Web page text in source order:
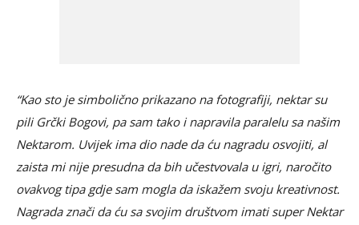
“Kao sto je simbolično prikazano na fotografiji, nektar su
pili Grčki Bogovi, pa sam tako i napravila paralelu sa našim
Nektarom. Uvijek ima dio nade da ću nagradu osvojiti, al
zaista mi nije presudna da bih učestvovala u igri, naročito
ovakvog tipa gdje sam mogla da iskažem svoju kreativnost.
Nagrada znači da ću sa svojim društvom imati super Nektar